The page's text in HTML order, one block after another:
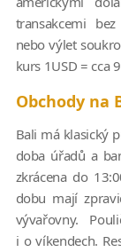
transakcemi
nebo výlet
kurs 1USD = cca
Obchody na
Bali má klasický
doba úřadů a
zkrácena do
dobu mají
vývařovny.
i o víkendech.